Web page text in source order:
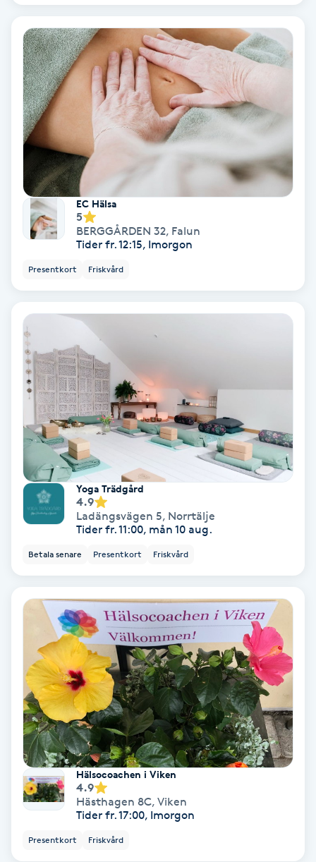
Torr hårbotten
Torrborstning
Triggerpunktsmassage
Trådning
Träning
Tvätt & Fön
Vaccination
Vampyrbehandling
Vaxning
Vaxning brasiliansk
Veterinär
Vibrationsmassage
Vinyasa Yoga
Vårtor
Yin Yoga
Yoga
Yoga Nidra
Yogamassage
Zonterapi
EC Hälsa
5
BERGGÅRDEN 32, Falun
Tider fr. 12:15, Imorgon
Presentkort Friskvård
Yoga Trädgård
4.9
Ladängsvägen 5, Norrtälje
Tider fr. 11:00, mån 10 aug.
Betala senare Presentkort Friskvård
Hälsocoachen i Viken
4.9
Hästhagen 8C, Viken
Tider fr. 17:00, Imorgon
Presentkort Friskvård